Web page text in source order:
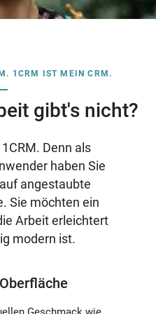
1CRM IST MEIN CRM.
gibt's nicht?
Denn als
haben Sie
angestaubte
Sie möchten ein
Arbeit erleichtert
modern ist.